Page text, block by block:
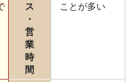
ス
・
営
業
時
間
ことが多い